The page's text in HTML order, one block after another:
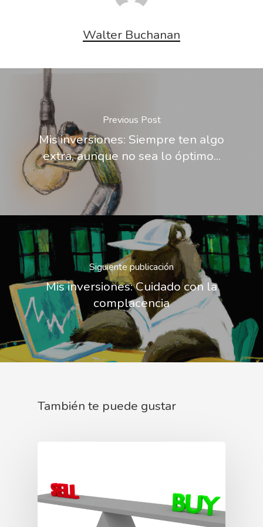
Walter Buchanan
Previous Post
Mis inversiones: Siempre ten algo
extra, aunque no sea lo óptimo...
Siguiente publicación
Mis inversiones: Cuidado con la
complacencia
También te puede gustar